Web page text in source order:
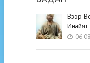
Взор
Инайят